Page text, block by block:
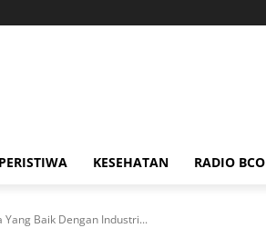
PERISTIWA KESEHATAN RADIO BCO
Yang Baik Dengan Industri...